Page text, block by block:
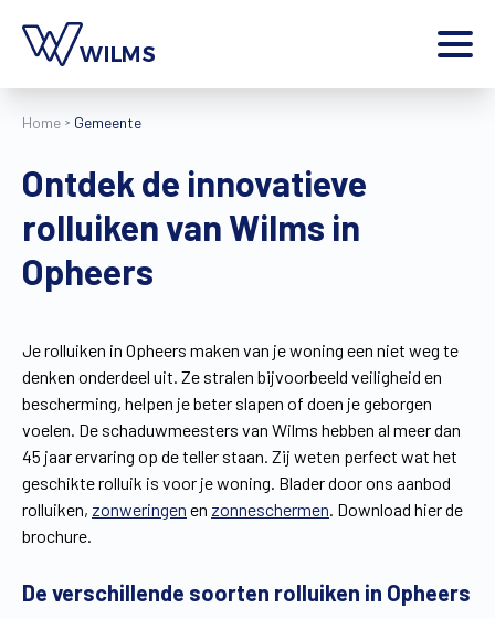
Vind een verdeler Offerte op maat
Home
Producten
Extra
Jobs
Wilms World
Home Gemeente
Ontdek de innovatieve
rolluiken van Wilms in
Opheers
Je rolluiken in Opheers maken van je woning een niet weg te
denken onderdeel uit. Ze stralen bijvoorbeeld veiligheid en
bescherming, helpen je beter slapen of doen je geborgen
voelen. De schaduwmeesters van Wilms hebben al meer dan
45 jaar ervaring op de teller staan. Zij weten perfect wat het
geschikte rolluik is voor je woning. Blader door ons aanbod
rolluiken, zonweringen en zonneschermen. Download hier de
brochure.
De verschillende soorten rolluiken in Opheers